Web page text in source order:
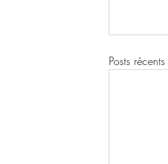
Posts récents